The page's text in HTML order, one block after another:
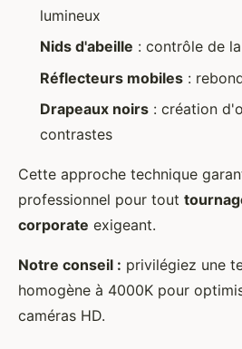
lumineux
Nids d'abeille : contrôle de
Réflecteurs mobiles :
Drapeaux noirs : création
contrastes
Cette approche technique
professionnel pour tout
corporate exigeant.
Notre conseil : privilégiez une
homogène à 4000K pour
caméras HD.